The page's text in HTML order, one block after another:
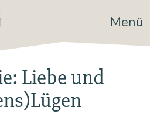
Menü
Liebe und